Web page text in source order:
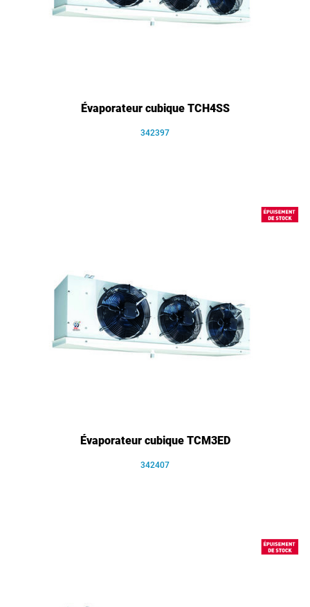
Évaporateur cubique TCH4SS
342397
Évaporateur cubique TCM3ED
342407